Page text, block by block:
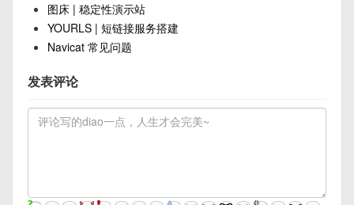
图床 | 稳定性演示站
YOURLS | 短链接服务搭建
Navicat 常见问题
发表评论